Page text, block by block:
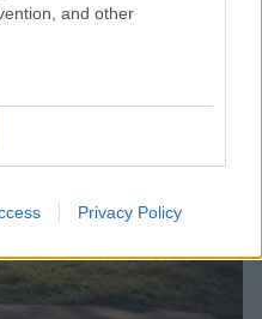
and other
Privacy Policy